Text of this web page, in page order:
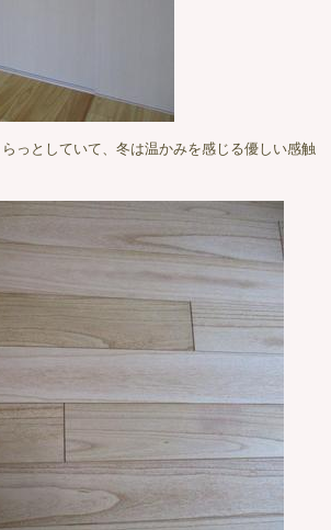
っとしていて、冬は温かみを感じる優しい感触